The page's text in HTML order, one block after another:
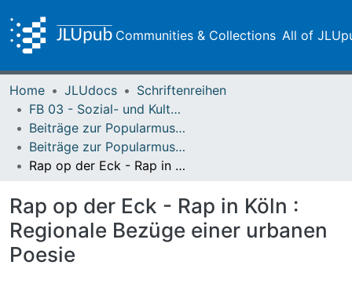
Communities & Collections All of
Home JLUdocs
Schriftenreihen
FB 03 - Sozial- und Kulturwissenschaften
Beiträge zur Popularmusikforschung
Beiträge zur Popularmusikforschung 29/30 (2002)
Rap op der Eck - Rap in Köln : Regionale Bezüge einer urbanen Poesie
Rap op der Eck - Rap in Köln :
Regionale Bezüge einer urbanen
Poesie